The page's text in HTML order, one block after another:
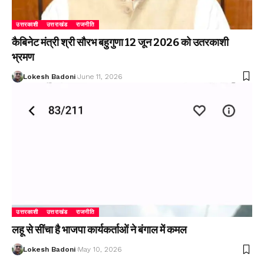
उत्तरकाशी उत्तराखंड राजनीति
कैबिनेट मंत्री श्री सौरभ बहुगुणा 12 जून 2026 को उतरकाशी
भ्रमण
Lokesh Badoni June 11, 2026
उत्तरकाशी उत्तराखंड राजनीति
लहू से सींचा है भाजपा कार्यकर्ताओं ने बंगाल में कमल
Lokesh Badoni May 10, 2026